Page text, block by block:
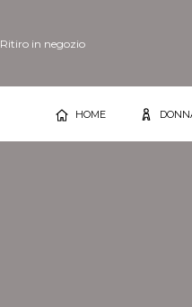
Ritiro in negozio
HOME